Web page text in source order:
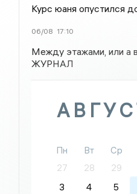
Курс юаня опустился
06/08 17:10
Между этажами, или а
ЖУРНАЛ
Пн Вт Ср
27
28 29
3
4 5